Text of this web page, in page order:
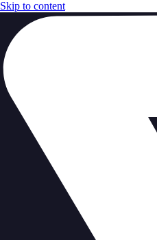
Skip to content